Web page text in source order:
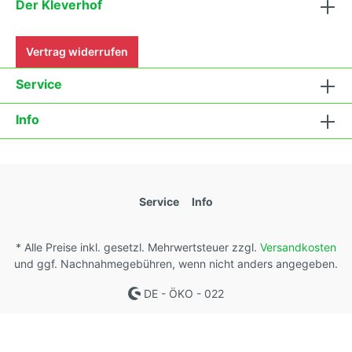
Der Kleverhof
Vertrag widerrufen
Service
Info
Service Info
* Alle Preise inkl. gesetzl. Mehrwertsteuer zzgl. Versandkosten
und ggf. Nachnahmegebühren, wenn nicht anders angegeben.
DE - ÖKO - 022